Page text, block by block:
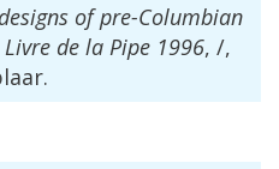
designs of pre-Columbian
Livre de la Pipe 1996, /,
.